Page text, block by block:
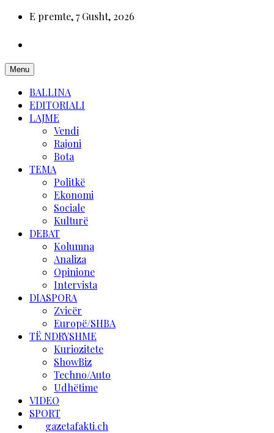
E premte, 7 Gusht, 2026
Menu
BALLINA
EDITORIALI
LAJME
Vendi
Rajoni
Bota
TEMA
Politkë
Ekonomi
Sociale
Kulturë
DEBAT
Kolumna
Analiza
Opinione
Intervista
DIASPORA
Zvicër
Europë/SHBA
TË NDRYSHME
Kuriozitete
ShowBiz
Techno/Auto
Udhëtime
VIDEO
SPORT
gazetafakti.ch